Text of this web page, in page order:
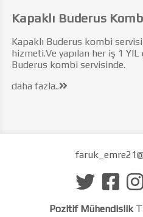
Kapaklı Buderus
Kapaklı Buderus kombi
hizmeti.Ve yapılan her iş 1
Buderus kombi servisinde.
daha fazla..
Pozitif Mühendislik